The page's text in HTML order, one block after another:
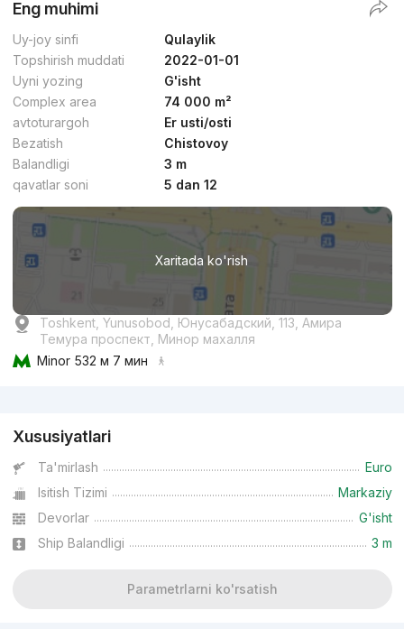
Eng muhimi
Uy-joy sinfi
Qulaylik
Topshirish muddati
2022-01-01
Uyni yozing
G'isht
Complex area
74 000 m²
avtoturargoh
Er usti/osti
Bezatish
Chistovoy
Balandligi
3 m
qavatlar soni
5 dan 12
Xaritada ko'rish
Toshkent, Yunusobod, Юнусабадский, 113, Амира
Темура проспект, Минор махалля
Minor 532 м 7 мин
Xususiyatlari
Ta'mirlash
Euro
Isitish Tizimi
Markaziy
Devorlar
G'isht
Ship Balandligi
3 m
Parametrlarni ko'rsatish